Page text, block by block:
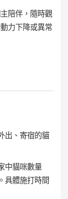
陪伴，隨時觀
力下降或異常
出、寄宿的貓
中貓咪數量
。具體施打時間